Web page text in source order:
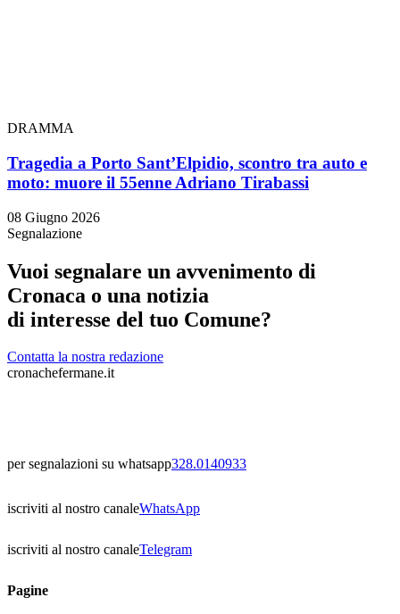
DRAMMA
Tragedia a Porto Sant’Elpidio, scontro tra auto e
moto: muore il 55enne Adriano Tirabassi
08 Giugno 2026
Segnalazione
Vuoi segnalare un avvenimento di
Cronaca o una notizia
di interesse del tuo Comune?
Contatta la nostra redazione
cronachefermane.it
per segnalazioni su whatsapp328.0140933
iscriviti al nostro canaleWhatsApp
iscriviti al nostro canaleTelegram
Pagine